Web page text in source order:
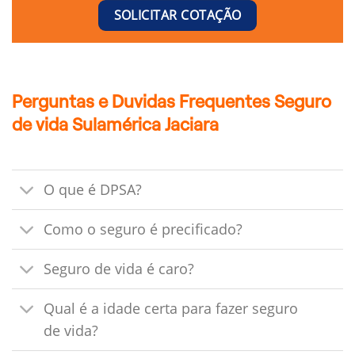
SOLICITAR COTAÇÃO
Perguntas e Duvidas Frequentes Seguro
de vida Sulamérica Jaciara
O que é DPSA?
Como o seguro é precificado?
Seguro de vida é caro?
Qual é a idade certa para fazer seguro
de vida?